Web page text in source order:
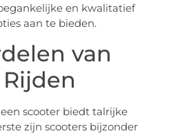
en kwalitatief
aan te bieden.
van
scooter biedt talrijke
zijn scooters bijzonder